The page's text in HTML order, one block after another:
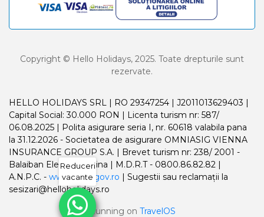
Copyright © Hello Holidays, 2025. Toate drepturile sunt
rezervate.
HELLO HOLIDAYS SRL | RO 29347254 | J2011013629403 |
Capital Social: 30.000 RON | Licenta turism nr: 587/
06.08.2025 | Polita asigurare seria I, nr. 60618 valabila pana
la 31.12.2026 - Societatea de asigurare OMNIASIG VIENNA
INSURANCE GROUP S.A. | Brevet turism nr: 238/ 2001 -
Balaiban Elena Madalina | M.D.R.T - 0800.86.82.82 |
A.N.P.C. - www.anpc.gov.ro | Sugestii sau reclamații la
sesizari@helloholidays.ro
Running on TravelOS
Reduceri
vacante